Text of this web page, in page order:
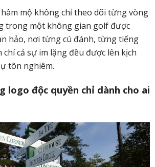
mộ không chỉ theo dõi từng vòng
trong một không gian golf được
hảo, nơi từng cú đánh, từng tiếng
cả sự im lặng đều được lên kịch
tôn nghiêm.
logo độc quyền chỉ dành cho ai